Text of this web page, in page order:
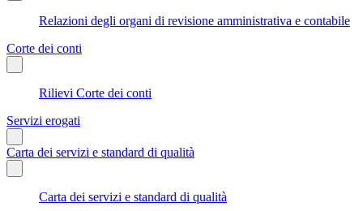
Relazioni degli organi di revisione amministrativa e contabile
Corte dei conti
Rilievi Corte dei conti
Servizi erogati
Carta dei servizi e standard di qualità
Carta dei servizi e standard di qualità